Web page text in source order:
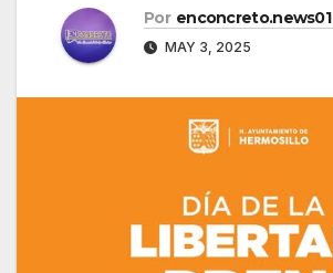
Por enconcreto.news01
MAY 3, 2025